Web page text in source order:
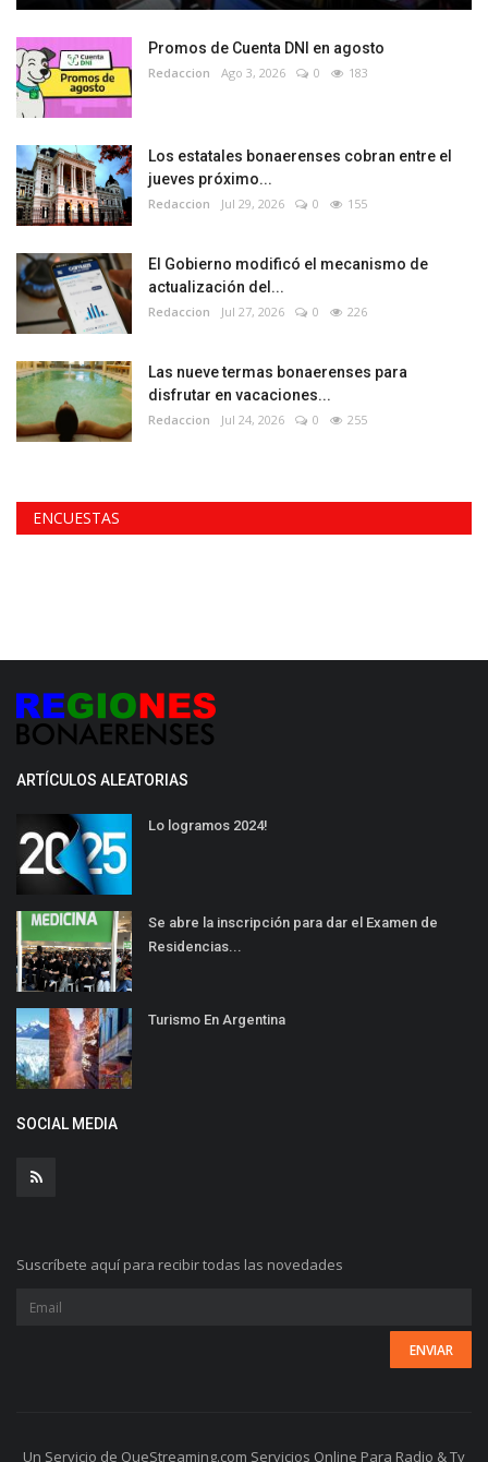
Promos de Cuenta DNI en agosto
Redaccion Ago 3, 2026 0 183
Los estatales bonaerenses cobran entre el
jueves próximo...
Redaccion Jul 29, 2026 0 155
El Gobierno modificó el mecanismo de
actualización del...
Redaccion Jul 27, 2026 0 226
Las nueve termas bonaerenses para
disfrutar en vacaciones...
Redaccion Jul 24, 2026 0 255
ENCUESTAS
ARTÍCULOS ALEATORIAS
Lo logramos 2024!
Se abre la inscripción para dar el Examen de
Residencias...
Turismo En Argentina
SOCIAL MEDIA
Suscríbete aquí para recibir todas las novedades
Un Servicio de QueStreaming.com Servicios Online Para Radio & Tv